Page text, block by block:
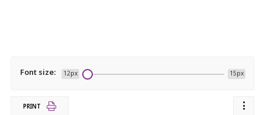
Font size: 12px 15px
PRINT